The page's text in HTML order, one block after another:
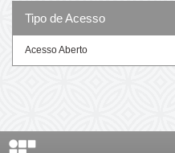
Tipo de Acesso
Acesso Aberto